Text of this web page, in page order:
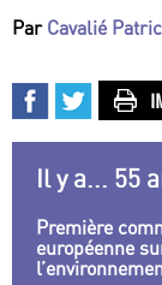
Par Cavalié
Il y a... 55
Première
européenne